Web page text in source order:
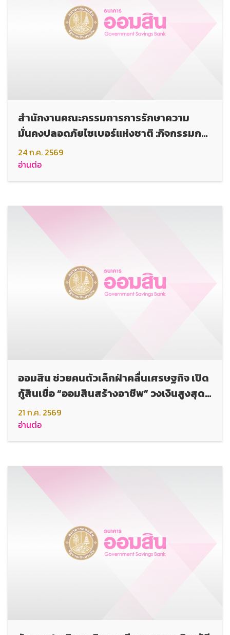
สำนักงานคณะกรรมการการรักษาความ
มั่นคงปลอดภัยไซเบอร์แห่งชาติ :กิจกรรมการ
แข่งขัน Thailand Cyber Top Talent
2026
24 ก.ค. 2569
อ่านต่อ
ออมสิน ช่วยคนตัวเล็กฝ่าคลื่นเศรษฐกิจ เปิด
กู้สินเชื่อ “ออมสินสร้างอาชีพ” วงเงินสูงสุด
50,000 บาท ดอกเบี้ยต่ำ ไม่ต้องใช้หลัก
ประกัน กู้สะดวกปลอดภัยผ่าน MyMo วันนี้!
21 ก.ค. 2569
อ่านต่อ